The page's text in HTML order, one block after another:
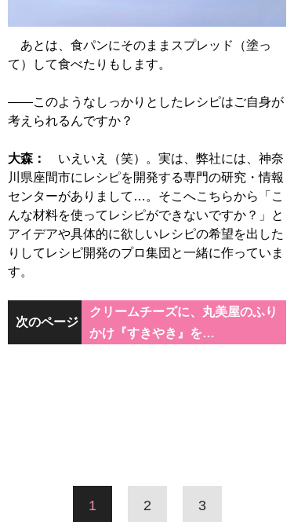
あとは、食パンにそのままスプレッド（塗っ
て）して食べたりもします。
――このようなしっかりとしたレシピはご自身が
考えられるんですか？
大森：
いえいえ（笑）。実は、弊社には、神奈
川県座間市にレシピを開発する専門の研究・情報
センターがありまして…。そこへこちらから「こ
んな材料を使ってレシピができないですか？」と
アイデアや具体的に欲しいレシピの希望を出した
りしてレシピ開発のプロ集団と一緒に作っていま
す。
次のページ
クリームチーズに、丸美屋のふり
かけ『すきやき』を…
1 2 3